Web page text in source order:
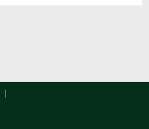
|